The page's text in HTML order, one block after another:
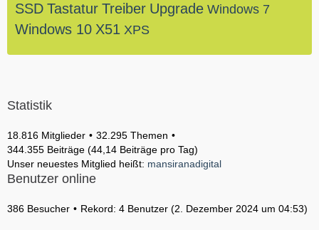
SSD Tastatur Treiber Upgrade Windows 7
Windows 10 X51 XPS
Statistik
18.816 Mitglieder
32.295 Themen
344.355 Beiträge (44,14 Beiträge pro Tag)
Unser neuestes Mitglied heißt: mansiranadigital
Benutzer online
386 Besucher Rekord: 4 Benutzer (2. Dezember 2024 um 04:53)